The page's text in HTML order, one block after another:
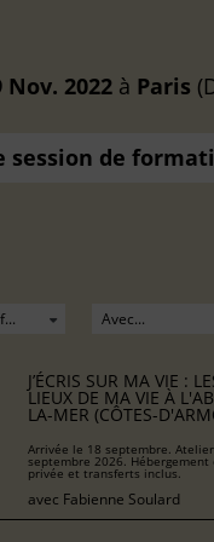
Nov. 2022 à Paris
session de
J’ÉCRIS SUR MA VIE :
LIEUX DE MA VIE À
LA-MER (CÔTES-
Arrivée le 18 septembre.
septembre 2026.
privée et transferts inclus.
avec Fabienne Soulard